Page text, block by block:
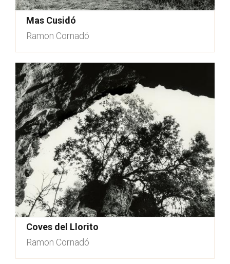
Mas Cusidó
Ramon Cornadó
Coves del Llorito
Ramon Cornadó